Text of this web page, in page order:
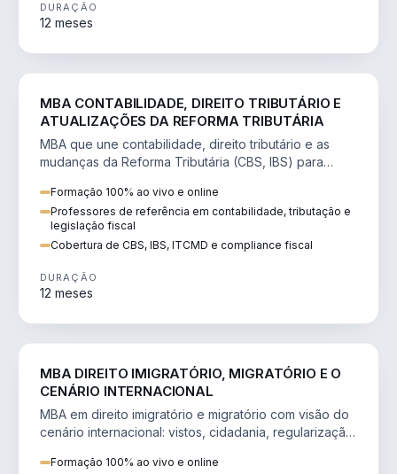
DURAÇÃO
12 meses
MBA CONTABILIDADE, DIREITO TRIBUTÁRIO E
ATUALIZAÇÕES DA REFORMA TRIBUTÁRIA
MBA que une contabilidade, direito tributário e as
mudanças da Reforma Tributária (CBS, IBS) para
Formação 100% ao vivo e online
Professores de referência em contabilidade, tributação e
legislação fiscal
Cobertura de CBS, IBS, ITCMD e compliance fiscal
DURAÇÃO
12 meses
MBA DIREITO IMIGRATÓRIO, MIGRATÓRIO E O
CENÁRIO INTERNACIONAL
MBA em direito imigratório e migratório com visão do
cenário internacional: vistos, cidadania, regularização
Formação 100% ao vivo e online